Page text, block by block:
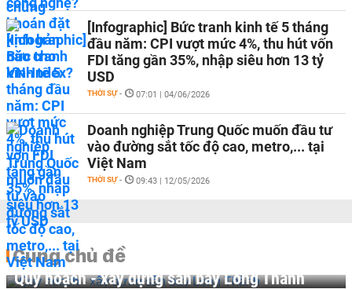
[Infographic] Bức tranh kinh tế 5 tháng
đầu năm: CPI vượt mức 4%, thu hút vốn
FDI tăng gần 35%, nhập siêu hơn 13 tỷ
USD
THỜI SỰ - 07:01 | 04/06/2026
Doanh nghiệp Trung Quốc muốn đầu tư
vào đường sắt tốc độ cao, metro,... tại
Việt Nam
THỜI SỰ - 09:43 | 12/05/2026
Cùng chủ đề
Quy hoạch - xây dựng sân bay Long Thành